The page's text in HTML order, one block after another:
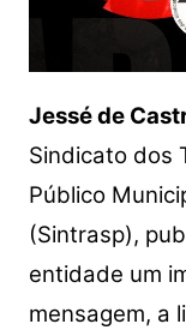
Jessé de
Sindicato dos
Público
(Sintrasp),
entidade um
mensagem, a